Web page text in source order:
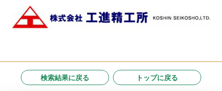
検索結果に戻る トップに戻る